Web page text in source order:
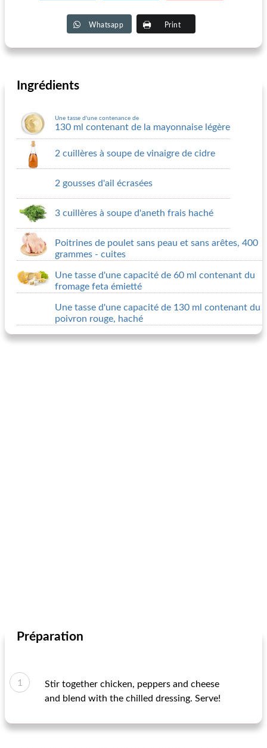
Whatsapp Print
Ingrédients
Une tasse d'une contenance de
130 ml contenant de la mayonnaise légère
2 cuillères à soupe de vinaigre de cidre
2 gousses d'ail écrasées
3 cuillères à soupe d'aneth frais haché
Poitrines de poulet sans peau et sans arêtes, 400
grammes - cuites
Une tasse d'une capacité de 60 ml contenant du
fromage feta émietté
Une tasse d'une capacité de 130 ml contenant du
poivron rouge, haché
Préparation
Stir together chicken, peppers and cheese
and blend with the chilled dressing. Serve!